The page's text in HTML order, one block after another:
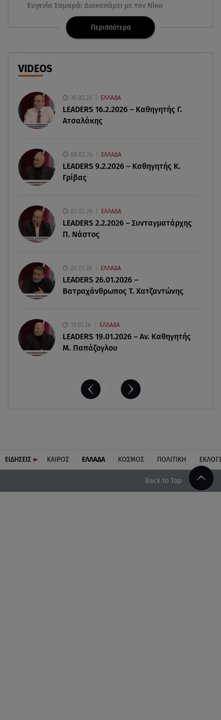
Ευγενία Σαμαρά: Διακοπάρει με τον Νίκο
Μουτσινά - Πού βρίσκονται;
Back to black: η διαχρονική αξία του μαύρου
Δούκισσα Νομικού: Από τη Μύκονο «πετάχτηκε»
στη Γαλλική Πολυνησία!
που βρέθηκε σε σπηλιά
08.08.26 , 14:50
08.08.26 , 14:25
Καιρός: Σε πορτοκαλί συναγερμό η χώρα για
φωτιές τα επόμενα 24ωρα
08.08.26 , 14:00
Summer fling: Γιατί να πεις ναι σε έναν
καλοκαιρινό έρωτα
Περισσότερα
VIDEOS
16.02.26 ΕΛΛΑΔΑ
LEADERS 16.2.2026 – Καθηγητής Γ.
Ατσαλάκης
09.02.26 ΕΛΛΑΔΑ
LEADERS 9.2.2026 – Καθηγητής Κ.
Γρίβας
02.02.26 ΕΛΛΑΔΑ
LEADERS 2.2.2026 – Συνταγματάρχης
Π. Νάστος
26.01.26 ΕΛΛΑΔΑ
LEADERS 26.01.2026 –
Βατραχάνθρωπος Τ. Χατζαντώνης
19.01.26 ΕΛΛΑΔΑ
LEADERS 19.01.2026 – Αν. Καθηγητής
Μ. Παπάζογλου
ΕΙΔΗΣΕΙΣ ΚΑΙΡΟΣ ΕΛΛΑΔΑ ΚΟΣΜΟΣ ΠΟΛΙΤΙΚΗ
Back to Top